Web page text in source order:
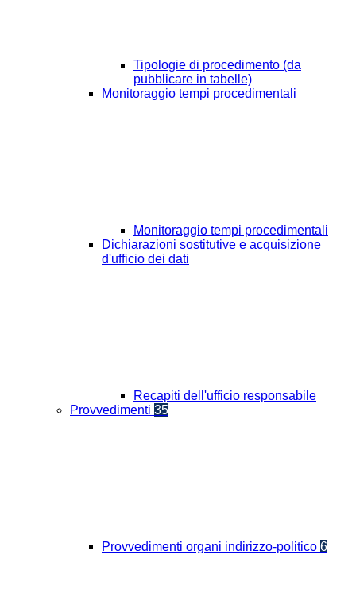
Tipologie di procedimento (da
pubblicare in tabelle)
Monitoraggio tempi procedimentali
Monitoraggio tempi procedimentali
Dichiarazioni sostitutive e acquisizione
d'ufficio dei dati
Recapiti dell'ufficio responsabile
Provvedimenti 35
Provvedimenti organi indirizzo-politico 6